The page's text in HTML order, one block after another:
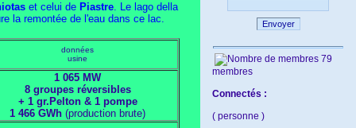
et celui de Piastre. Le lago della
la remontée de l'eau dans ce lac.
données
usine
1 065 MW
8 groupes réversibles
+ 1 gr.Pelton & 1 pompe
1 466 GWh (production brute)
Envoyer
79
membres
Connectés :
( personne )